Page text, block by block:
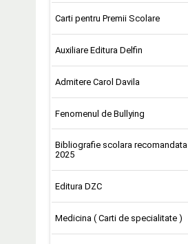
Carti pentru Premii Scolare
Auxiliare Editura Delfin
Admitere Carol Davila
Fenomenul de Bullying
Bibliografie scolara recomandata
2025
Editura DZC
Medicina ( Carti de specialitate )